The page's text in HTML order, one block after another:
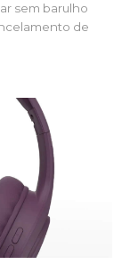
sem barulho
de